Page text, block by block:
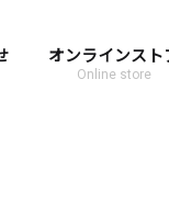
オンラインスト
Online store